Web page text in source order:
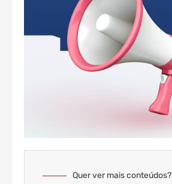
Quer ver mais conteúdos?